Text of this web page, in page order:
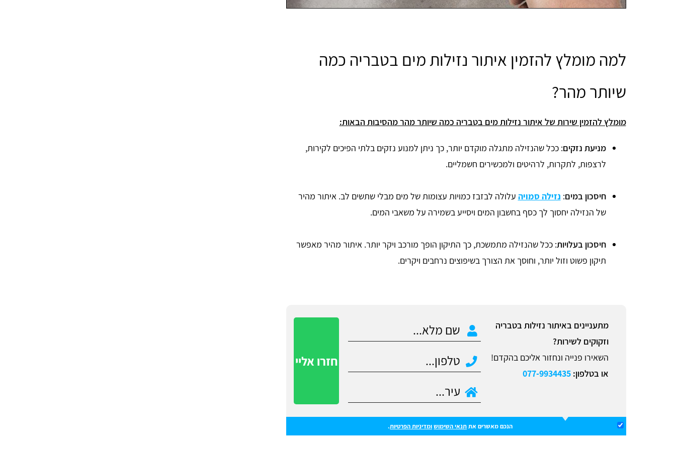
למה מומלץ להזמין איתור נזילות מים בטבריה כמה
שיותר מהר?
מומלץ להזמין שירות של איתור נזילות מים בטבריה כמה שיותר מהר מהסיבות הבאות:
מניעת נזקים: ככל שהנזילה מתגלה מוקדם יותר, כך ניתן למנוע נזקים בלתי הפיכים לקירות,
לרצפות, לתקרות, לרהיטים ולמכשירים חשמליים.
חיסכון במים: נזילה סמויה עלולה לבזבז כמויות עצומות של מים מבלי שתשים לב. איתור מהיר
של הנזילה יחסוך לך כסף בחשבון המים ויסייע בשמירה על משאבי המים.
חיסכון בעלויות: ככל שהנזילה מתמשכת, כך התיקון הופך מורכב ויקר יותר. איתור מהיר מאפשר
תיקון פשוט וזול יותר, וחוסך את הצורך בשיפוצים נרחבים ויקרים.
מתעניינים באיתור נזילות בטבריה
וזקוקים לשירות?
השאירו פנייה ונחזור אליכם בהקדם!
או בטלפון:077-9934435
הנכם מאשרים אתתנאי השימושומדיניות הפרטיות.